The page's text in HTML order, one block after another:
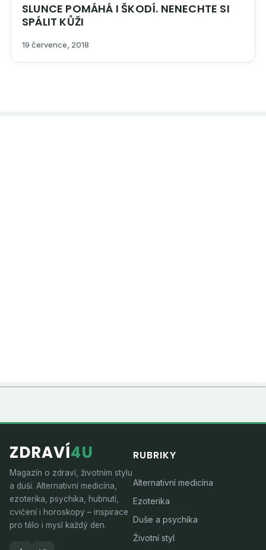
SLUNCE POMÁHÁ I ŠKODÍ. NENECHTE SI
SPÁLIT KŮŽI
19 července, 2018
ZDRAVÍ4U
Magazín o zdraví, životním stylu
a duši. Alternativní medicína,
ezoterika, psychika, hubnutí,
cvičení i horoskopy – inspirace
pro tělo i mysl každý den.
RUBRIKY
Alternativní medicína
Ezoterika
Duše a psychika
Životní styl